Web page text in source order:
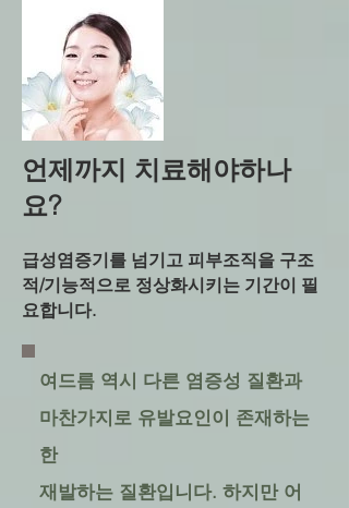
언제까지 치료해야하나
요?
급성염증기를 넘기고 피부조직을 구조
적/기능적으로 정상화시키는 기간이 필
요합니다.
여드름 역시 다른 염증성 질환과
마찬가지로 유발요인이 존재하는
한
재발하는 질환입니다. 하지만 어